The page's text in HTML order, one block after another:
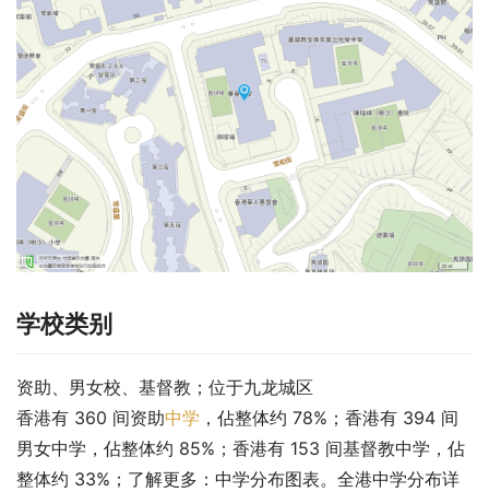
学校类别
资助、男女校、基督教；位于九龙城区
香港有 360 间资助中学 ，佔整体约 78%；香港有 394 间
男女中学，佔整体约 85%；香港有 153 间基督教中学，佔
整体约 33%；了解更多：中学分布图表。全港中学分布详